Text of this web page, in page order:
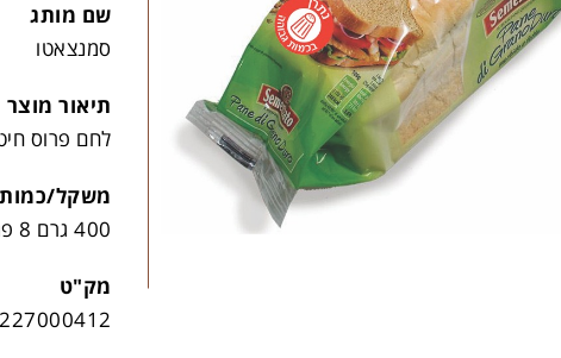
שם מותג
סמנצאטו
תיאור מוצר
לחם פרוס
משקל/כמות
400 גרם 8 פריטים בקרטון
מק"ט